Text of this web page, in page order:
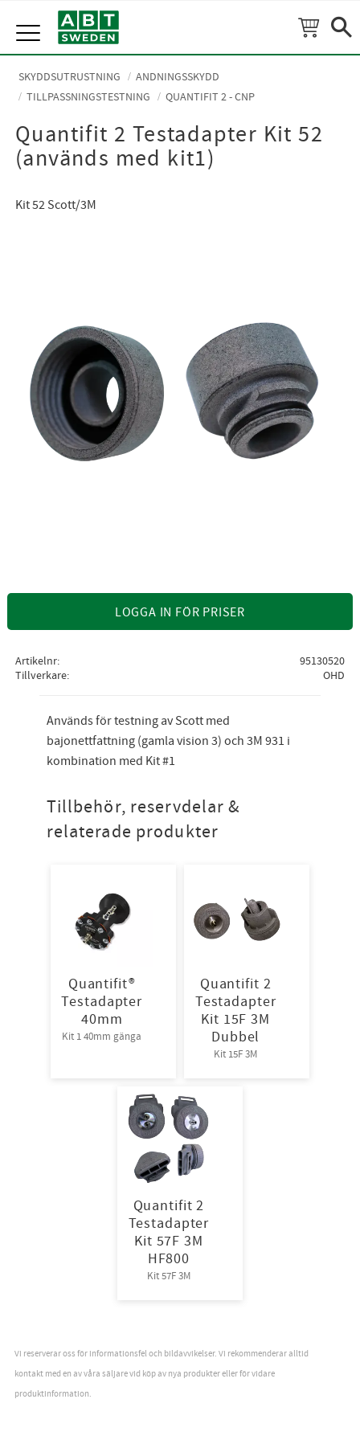
Meny
SKYDDSUTRUSTNING
ANDNINGSSKYDD
TILLPASSNINGSTESTNING
QUANTIFIT 2 - CNP
Quantifit 2 Testadapter Kit 52
(används med kit1)
Kit 52 Scott/3M
LOGGA IN FÖR PRISER
Artikelnr
95130520
Tillverkare
OHD
Används för testning av Scott med
bajonettfattning (gamla vision 3) och 3M 931 i
kombination med Kit #1
Tillbehör, reservdelar &
relaterade produkter
Quantifit®
Testadapter
40mm
Kit 1 40mm gänga
Quantifit 2
Testadapter
Kit 15F 3M
Dubbel
Kit 15F 3M
Quantifit 2
Testadapter
Kit 57F 3M
HF800
Kit 57F 3M
Vi reserverar oss för informationsfel och bildavvikelser. Vi rekommenderar alltid
kontakt med en av våra säljare vid köp av nya produkter eller för vidare
produktinformation.